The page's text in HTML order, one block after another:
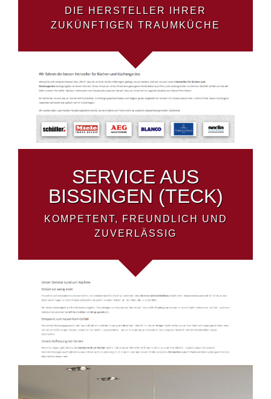
DIE HERSTELLER IHRER
ZUKÜNFTIGEN TRAUMKÜCHE
SERVICE AUS
BISSINGEN (TECK)
KOMPETENT, FREUNDLICH UND
ZUVERLÄSSIG